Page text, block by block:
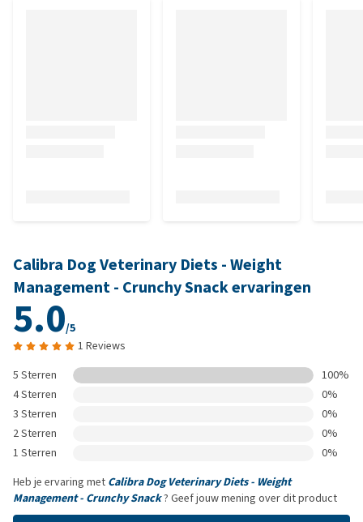
Calibra Dog Veterinary Diets - Weight
Management - Crunchy Snack ervaringen
5.0/5
1 Reviews
5 Sterren
100%
4 Sterren
0%
3 Sterren
0%
2 Sterren
0%
1 Sterren
0%
Heb je ervaring met Calibra Dog Veterinary Diets - Weight
Management - Crunchy Snack? Geef jouw mening over dit product